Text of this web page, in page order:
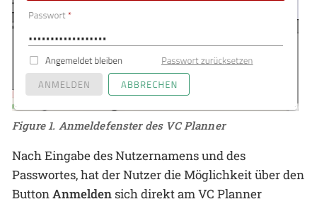
Figure 1. Anmeldefenster des VC Planner
Nach Eingabe des Nutzernamens und des
Passwortes, hat der Nutzer die Möglichkeit über den
ButtonAnmeldensich direkt am VC Planner